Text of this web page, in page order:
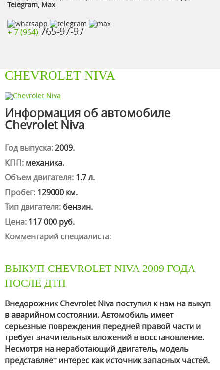
Telegram, Max
+ 7 (964) 765-97-97
CHEVROLET NIVA
Информация об автомобиле
Chevrolet Niva
Год выпуска:2009.
КПП: механика.
Объем двигателя: 1.7 л.
Пробег: 129000 км.
Тип двигателя: бензин.
Цена: 117 000 руб.
Комментарий специалиста:
ВЫКУП CHEVROLET NIVA 2009 ГОДА
ПОСЛЕ ДТП
Внедорожник Chevrolet Niva поступил к нам на выкуп
в аварийном состоянии. Автомобиль имеет
серьезные повреждения передней правой части и
требует значительных вложений в восстановление.
Несмотря на неработающий двигатель, модель
представляет интерес как источник запасных частей.